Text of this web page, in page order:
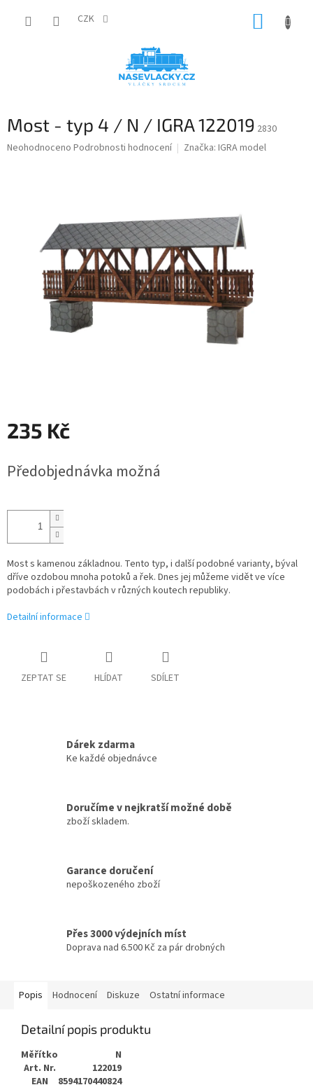
CZK
Most - typ 4 / N / IGRA 122019 2830
Průměrné
hvězdiček.
Neohodnoceno Podrobnosti hodnocení Značka: IGRA model
235 Kč
cena:
Předobjednávka možná
Most s kamenou základnou. Tento typ, i další podobné varianty, býval
dříve ozdobou mnoha potoků a řek. Dnes jej můžeme vidět ve více
podobách i přestavbách v různých koutech republiky.
Detailní informace
ZEPTAT SE HLÍDAT SDÍLET
Dárek zdarma
Ke každé objednávce
Doručíme v nejkratší možné době
zboží skladem.
Garance doručení
nepoškozeného zboží
Přes 3000 výdejních míst
Doprava nad 6.500 Kč za pár drobných
Popis Hodnocení Diskuze Ostatní informace
Detailní popis produktu
Měřítko
N
Art. Nr.
122019
EAN
8594170440824